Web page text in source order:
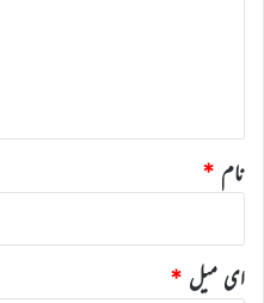
نام *
ای میل *